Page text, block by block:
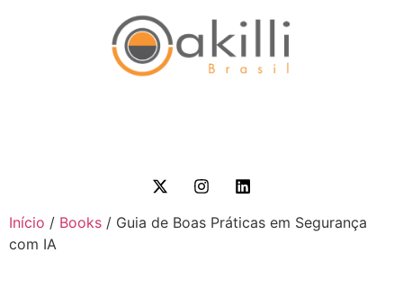
Início / Books / Guia de Boas Práticas em Segurança
com IA